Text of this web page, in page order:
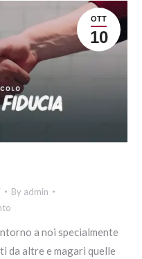
OTT
10
By admin
a noi specialmente
da altre e magari quelle